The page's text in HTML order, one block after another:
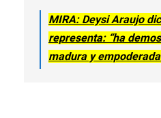
MIRA: Deysi Araujo
representa: “ha
madura y